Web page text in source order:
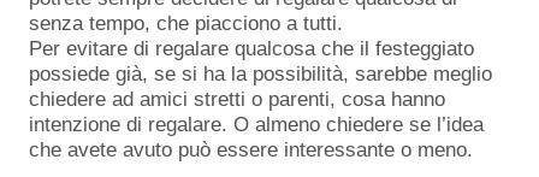
senza tempo, che piacciono a tutti.
Per evitare di regalare qualcosa che il festeggiato
possiede già, se si ha la possibilità, sarebbe meglio
chiedere ad amici stretti o parenti, cosa hanno
intenzione di regalare. O almeno chiedere se l’idea
che avete avuto può essere interessante o meno.